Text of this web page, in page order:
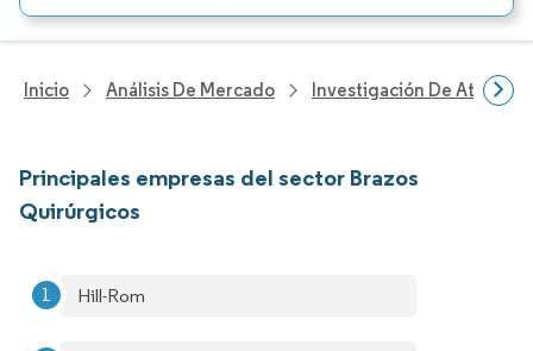
Inicio Análisis De Mercado Investigación De
Principales empresas del sector Brazos
Quirúrgicos
Hill-Rom